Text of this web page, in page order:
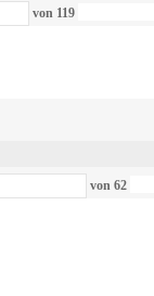
von 119
von62